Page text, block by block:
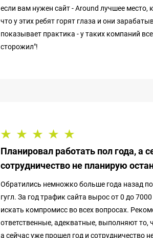
если вам нужен сайт - Around лучшее место,
что у этих ребят горят глаза и они
показывает практика - у таких компаний
сторожил"!
Планировал работать пол года, а
сотрудничество не планирую
Обратились немножко больше года назад
гугл. За год трафик сайта вырос от 0 до
искать компромисс во всех вопросах.
ответственные, адекватные, выполняют
а сейчас уже прошел год и сотрудничество